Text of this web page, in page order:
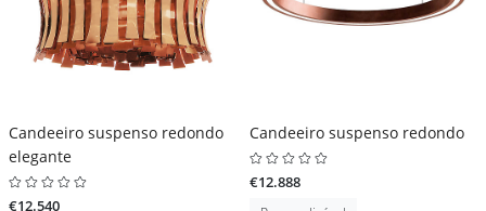
Candeeiro suspenso redondo
elegante
€12.540
Candeeiro suspenso redondo
€12.888